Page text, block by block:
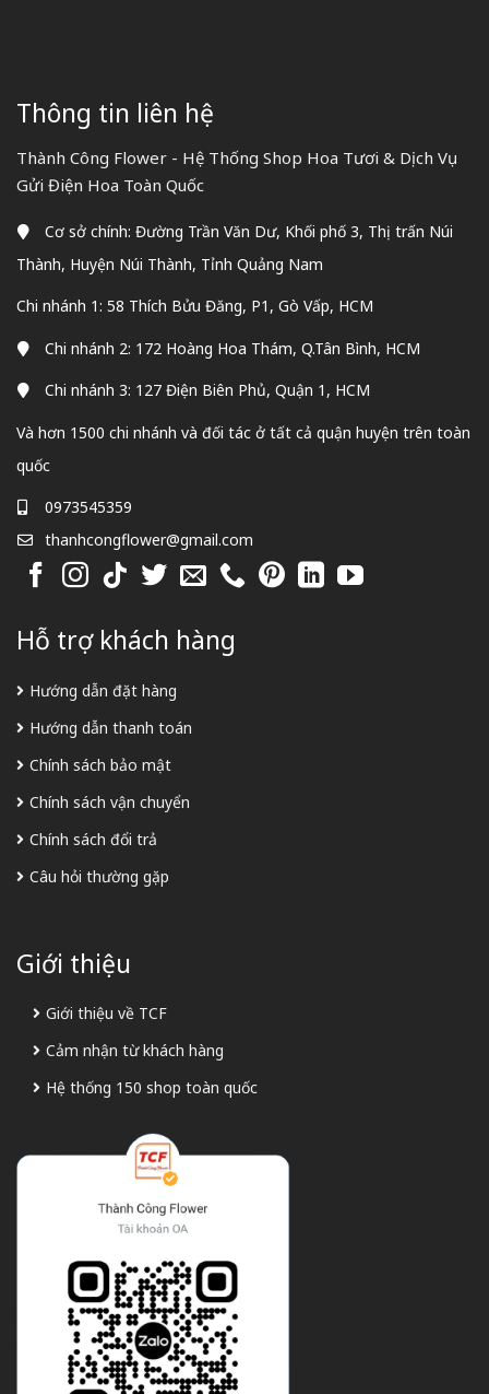
Thông tin liên hệ
Thành Công Flower - Hệ Thống Shop Hoa Tươi & Dịch Vụ
Gửi Điện Hoa Toàn Quốc
Cơ sở chính: Đường Trần Văn Dư, Khối phố 3, Thị trấn Núi
Thành, Huyện Núi Thành, Tỉnh Quảng Nam
Chi nhánh 1: 58 Thích Bửu Đăng, P1, Gò Vấp, HCM
Chi nhánh 2: 172 Hoàng Hoa Thám, Q.Tân Bình, HCM
Chi nhánh 3: 127 Điện Biên Phủ, Quận 1, HCM
Và hơn 1500 chi nhánh và đối tác ở tất cả quận huyện trên toàn
quốc
0973545359
thanhcongflower@gmail.com
Hỗ trợ khách hàng
Hướng dẫn đặt hàng
Hướng dẫn thanh toán
Chính sách bảo mật
Chính sách vận chuyển
Chính sách đổi trả
Câu hỏi thường gặp
Giới thiệu
Giới thiệu về TCF
Cảm nhận từ khách hàng
Hệ thống 150 shop toàn quốc